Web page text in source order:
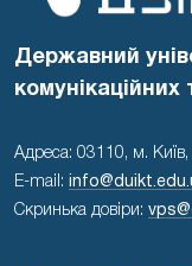
Державний
комунікаційних
Адреса: 03110, м.
E-mail:
Скринька довіри: